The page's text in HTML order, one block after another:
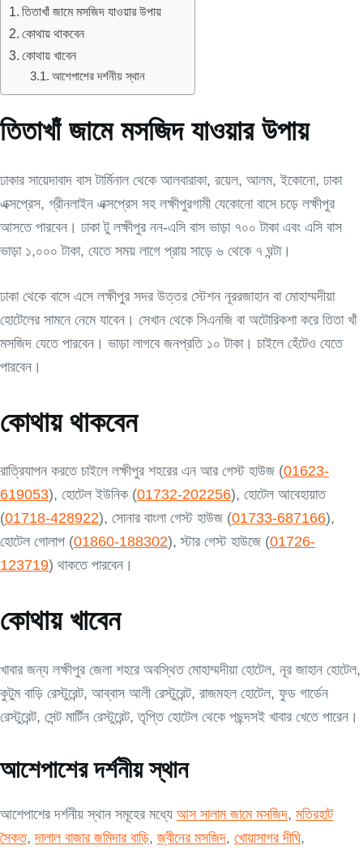
তিতাখাঁ জামে মসজিদ যাওয়ার উপায়
কোথায় থাকবেন
কোথায় খাবেন
আশেপাশের দর্শনীয় স্থান
তিতাখাঁ জামে মসজিদ যাওয়ার উপায়
ঢাকার সায়েদাবাদ বাস টার্মিনাল থেকে আলবারাকা, রয়েল, আলম, ইকোনো, ঢাকা
এক্সপ্রেস, গ্রীনলাইন এক্সপ্রেস সহ লক্ষীপুরগামী যেকোনো বাসে চড়ে লক্ষীপুর
আসতে পারবেন। ঢাকা টু লক্ষীপুর নন-এসি বাস ভাড়া ৭০০ টাকা এবং এসি বাস
ভাড়া ১,০০০ টাকা, যেতে সময় লাগে প্রায় সাড়ে ৬ থেকে ৭ ঘন্টা।
ঢাকা থেকে বাসে এসে লক্ষীপুর সদর উত্তর স্টেশন নূররজাহান বা মোহাম্মদীয়া
হোটেলের সামনে নেমে যাবেন। সেখান থেকে সিএনজি বা অটোরিকশা করে তিতা খাঁ
মসজিদ যেতে পারবেন। ভাড়া লাগবে জনপ্রতি ১০ টাকা। চাইলে হেঁটেও যেতে
পারবেন।
কোথায় থাকবেন
রাত্রিযাপন করতে চাইলে লক্ষীপুর শহরের এন আর গেস্ট হাউজ (01623-
619053), হোটেল ইউনিক (01732-202256), হোটেল আবেহায়াত
(01718-428922), সোনার বাংলা গেস্ট হাউজ (01733-687166),
হোটেল গোলাপ (01860-188302), স্টার গেস্ট হাউজে (01726-
123719) থাকতে পারবেন।
কোথায় খাবেন
খাবার জন্য লক্ষীপুর জেলা শহরে অবস্থিত মোহাম্মদীয়া হোটেল, নূর জাহান হোটেল,
কুটুম বাড়ি রেস্টুরেন্ট, আব্বাস আলী রেস্টুরেন্ট, রাজমহল হোটেল, ফুড গার্ডেন
রেস্টুরেন্ট, সেন্ট মার্টিন রেস্টুরেন্ট, তৃপ্তি হোটেল থেকে পছন্দসই খাবার খেতে পারেন।
আশেপাশের দর্শনীয় স্থান
আশেপাশের দর্শনীয় স্থান সমূহের মধ্যে আস সালাম জামে মসজিদ, মতিরহাট
সৈকত,দালাল বাজার জমিদার বাড়ি,জ্বীনের মসজিদ, খোয়াসাগর দীঘি,